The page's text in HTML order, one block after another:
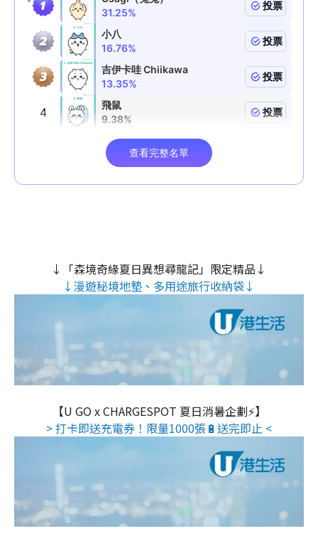
↓「森境奇緣夏日異想尋龍記」限定精品↓
↓漫遊秘境地墊、多用途旅行收納袋↓
【U GO x CHARGESPOT 夏日消暑企劃⚡】
> 打卡即送充電券！限量1000張🔋送完即止 <